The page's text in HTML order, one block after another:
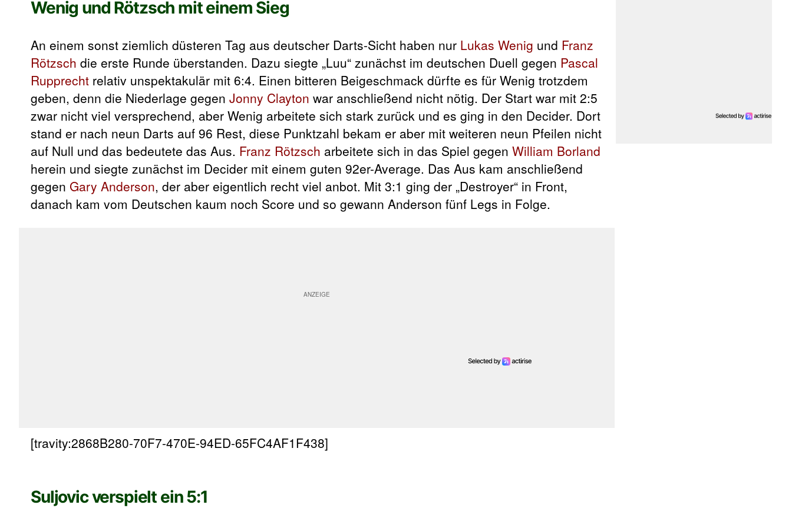
Wenig und Rötzsch mit einem Sieg
An einem sonst ziemlich düsteren Tag aus deutscher Darts-Sicht haben nur Lukas Wenig und Franz
Rötzsch die erste Runde überstanden. Dazu siegte „Luu“ zunächst im deutschen Duell gegen Pascal
Rupprecht relativ unspektakulär mit 6:4. Einen bitteren Beigeschmack dürfte es für Wenig trotzdem
geben, denn die Niederlage gegen Jonny Clayton war anschließend nicht nötig. Der Start war mit 2:5
zwar nicht viel versprechend, aber Wenig arbeitete sich stark zurück und es ging in den Decider. Dort
stand er nach neun Darts auf 96 Rest, diese Punktzahl bekam er aber mit weiteren neun Pfeilen nicht
auf Null und das bedeutete das Aus. Franz Rötzsch arbeitete sich in das Spiel gegen William Borland
herein und siegte zunächst im Decider mit einem guten 92er-Average. Das Aus kam anschließend
gegen Gary Anderson, der aber eigentlich recht viel anbot. Mit 3:1 ging der „Destroyer“ in Front,
danach kam vom Deutschen kaum noch Score und so gewann Anderson fünf Legs in Folge.
[travity:2868B280-70F7-470E-94ED-65FC4AF1F438]
Suljovic verspielt ein 5:1